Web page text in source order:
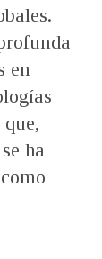
en
ha